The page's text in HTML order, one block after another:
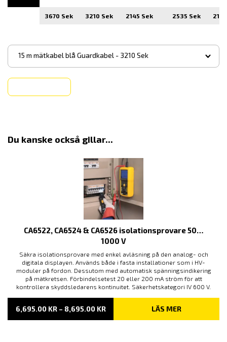
3670 Sek 3210 Sek 2145 Sek 2535 Sek
15 m mätkabel blå Guardkabel - 3210 Sek
▾
Du kanske också gillar...
CA6522, CA6524 & CA6526 isolationsprovare 50…
1000 V
Säkra isolationsprovare med enkel avläsning på den analog- och
digitala displayen. Används både i fasta installationer som i HV-
moduler på fordon. Dessutom med automatisk spänningsindikering
på mätkretsen. Förbindelsetest 20 eller 200 mA ström för att
kontrollera skyddsledarens kontinuitet. Säkerhetskategori IV 600 V.
6,695.00 KR – 8,695.00 KRPRISINTERVALL:
TILL
LÄS MER